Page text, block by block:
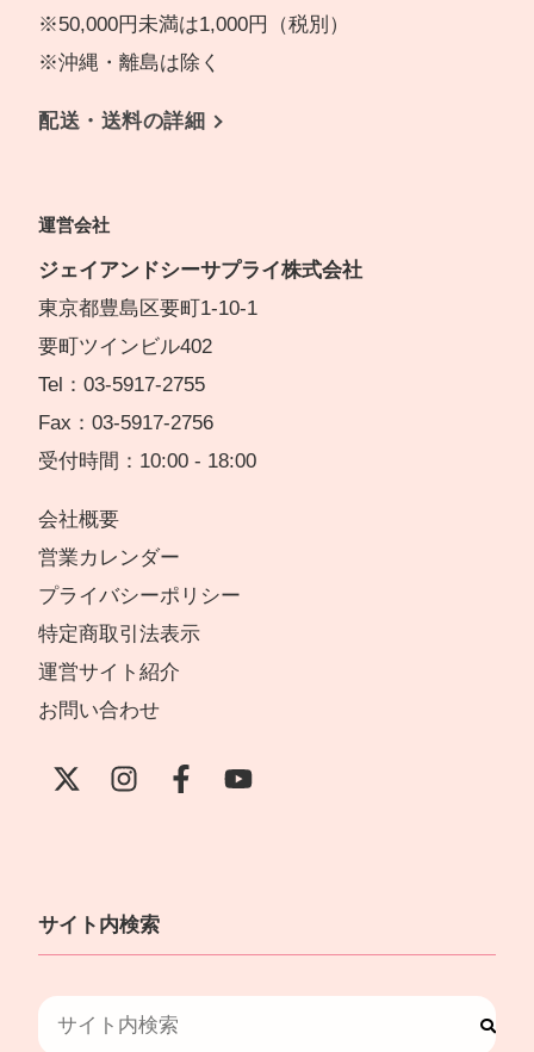
※50,000円未満は1,000円（税別）
※沖縄・離島は除く
配送・送料の詳細
運営会社
ジェイアンドシーサプライ株式会社
東京都豊島区要町1-10-1
要町ツインビル402
Tel：03-5917-2755
Fax：03-5917-2756
受付時間：10:00 - 18:00
会社概要
営業カレンダー
プライバシーポリシー
特定商取引法表示
運営サイト紹介
お問い合わせ
サイト内検索